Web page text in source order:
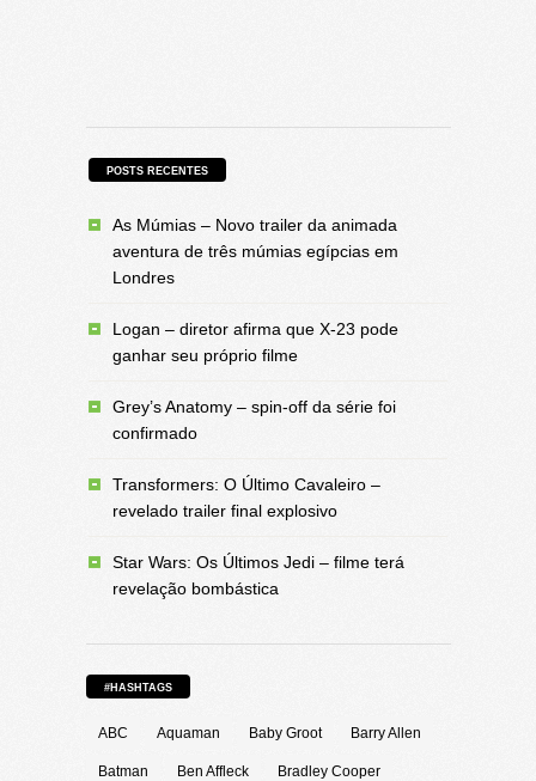
POSTS RECENTES
As Múmias – Novo trailer da animada
aventura de três múmias egípcias em
Londres
Logan – diretor afirma que X-23 pode
ganhar seu próprio filme
Grey’s Anatomy – spin-off da série foi
confirmado
Transformers: O Último Cavaleiro –
revelado trailer final explosivo
Star Wars: Os Últimos Jedi – filme terá
revelação bombástica
#HASHTAGS
ABC Aquaman Baby Groot Barry Allen
Batman Ben Affleck Bradley Cooper